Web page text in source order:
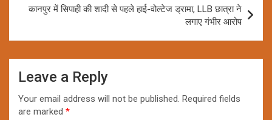
कानपुर में सिपाही की शादी से पहले हाई-वोल्टेज ड्रामा, LLB छात्रा ने
लगाए गंभीर आरोप
Leave a Reply
Your email address will not be published. Required fields
are marked *